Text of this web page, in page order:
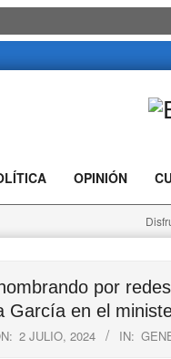
OPINIÓN
por
García en el
2 JULIO, 2024 IN: